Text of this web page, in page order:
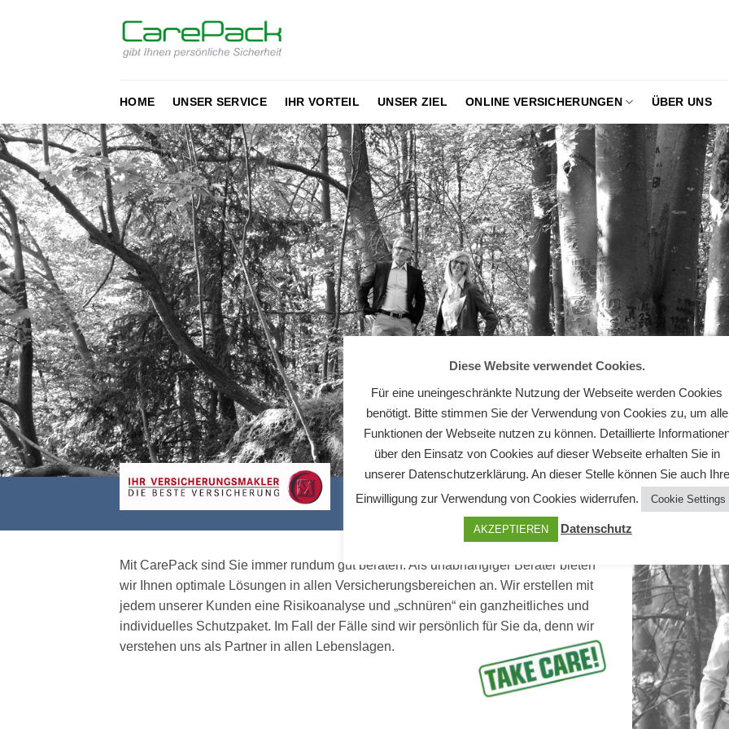
HOME UNSER SERVICE IHR VORTEIL UNSER ZIEL ONLINE VERSICHERUNGEN ÜBER UNS
Mit CarePack sind Sie immer rundum gut beraten. Als unabhängiger Berater bieten
wir Ihnen optimale Lösungen in allen Versicherungsbereichen an. Wir erstellen mit
jedem unserer Kunden eine Risikoanalyse und „schnüren“ ein ganzheitliches und
individuelles Schutzpaket. Im Fall der Fälle sind wir persönlich für Sie da, denn wir
verstehen uns als Partner in allen Lebenslagen.
Diese Website verwendet Cookies.
Für eine uneingeschränkte Nutzung der Webseite werden Cookies
benötigt. Bitte stimmen Sie der Verwendung von Cookies zu, um alle
Funktionen der Webseite nutzen zu können. Detaillierte
über den Einsatz von Cookies auf dieser Webseite erhalten Sie in
unserer Datenschutzerklärung. An dieser Stelle können Sie auch Ihre
Einwilligung zur Verwendung von Cookies widerrufen.
Cookie Settings
AKZEPTIEREN Datenschutz